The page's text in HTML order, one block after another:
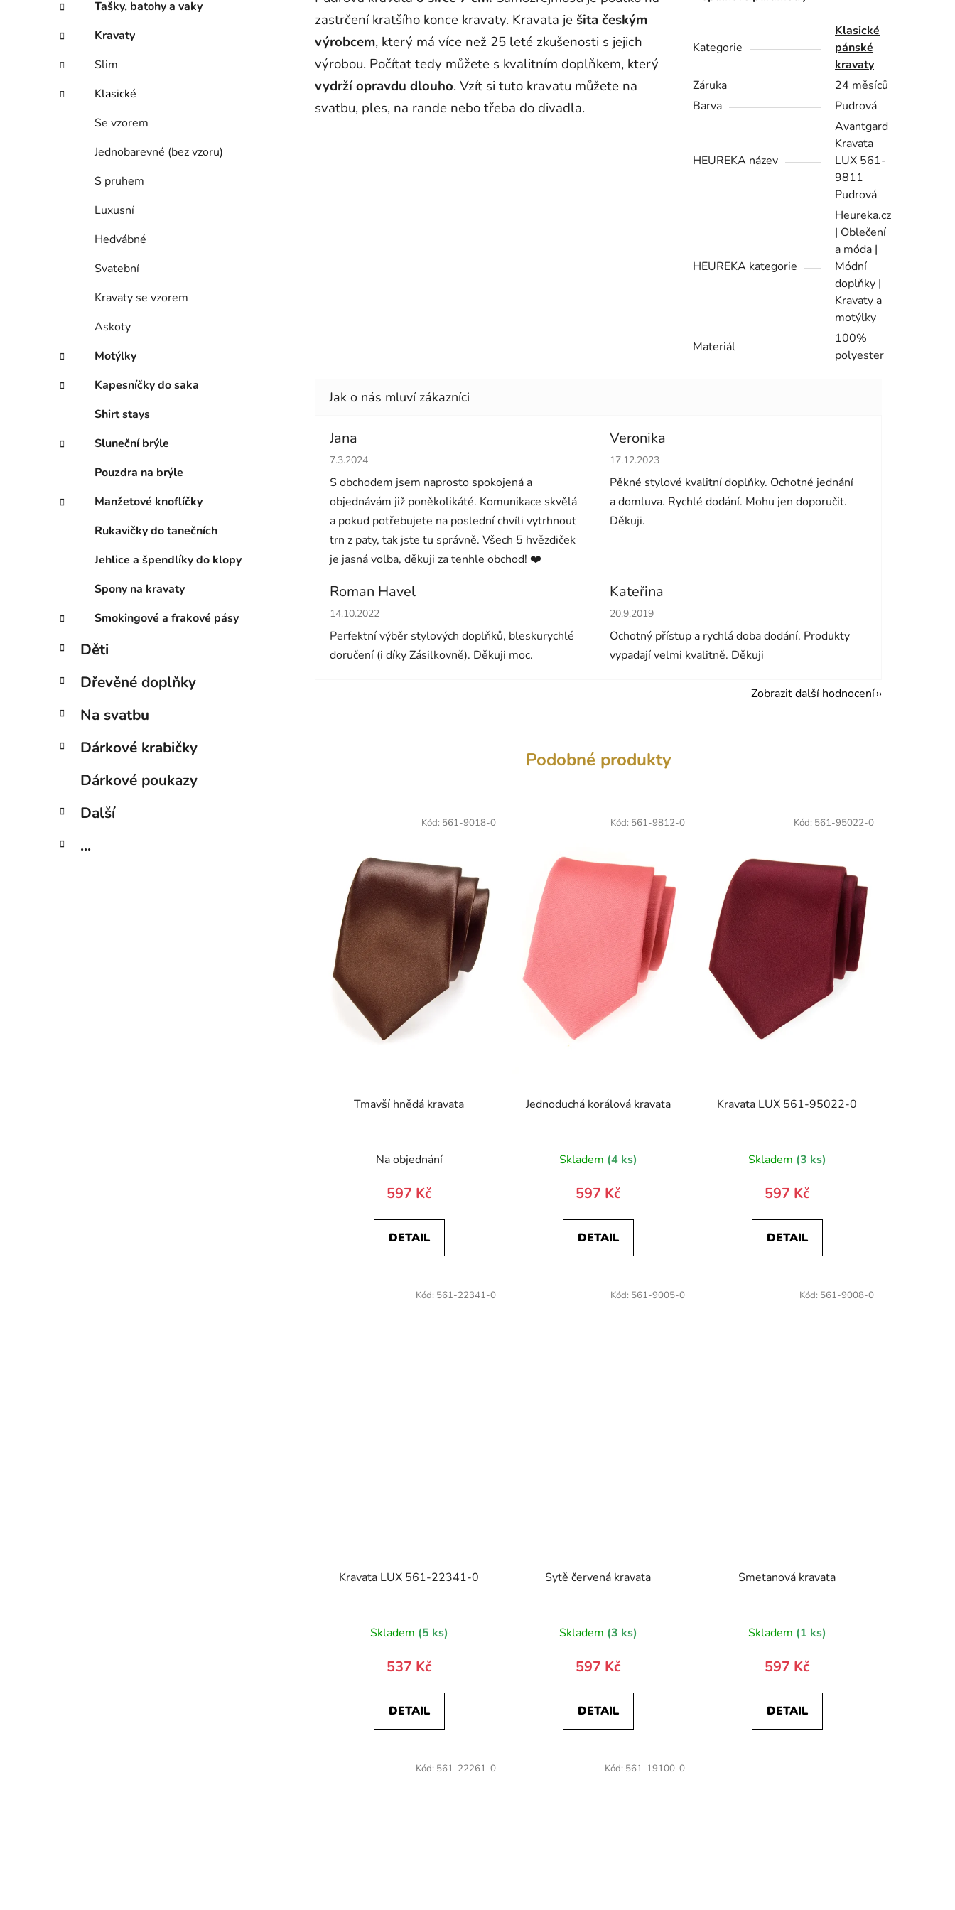
Tašky, batohy a vaky
Kravaty
Slim
Klasické
Se vzorem
Jednobarevné (bez vzoru)
S pruhem
Luxusní
Hedvábné
Svatební
Kravaty se vzorem
Askoty
Motýlky
Kapesníčky do saka
Shirt stays
Sluneční brýle
Pouzdra na brýle
Manžetové knoflíčky
Rukavičky do tanečních
Jehlice a špendlíky do klopy
Spony na kravaty
Smokingové a frakové pásy
Děti
Dřevěné doplňky
Na svatbu
Dárkové krabičky
Dárkové poukazy
Další
...
zastrčení kratšího konce kravaty. Kravata je šita českým
výrobcem, který má více než 25 leté zkušenosti s jejich
výrobou. Počítat tedy můžete s kvalitním doplňkem, který
vydrží opravdu dlouho. Vzít si tuto kravatu můžete na
svatbu, ples, na rande nebo třeba do divadla.
Kategorie
Klasické
pánské
kravaty
Záruka
24 měsíců
Barva
Pudrová
HEUREKA název
Avantgard
Kravata
LUX 561-
9811
Pudrová
HEUREKA kategorie
Heureka.cz
| Oblečení
a móda |
Módní
doplňky |
Kravaty a
motýlky
Materiál
100%
polyester
Jana
Hodnocení obchodu je 5 z 5 hvězdiček.
7.3.2024
S obchodem jsem naprosto spokojená a
objednávám již poněkolikáté. Komunikace skvělá
a pokud potřebujete na poslední chvíli vytrhnout
trn z paty, tak jste tu správně. Všech 5 hvězdiček
je jasná volba, děkuji za tenhle obchod! ❤️
Veronika
Hodnocení obchodu je 5 z 5 hvězdiček.
17.12.2023
Pěkné stylové kvalitní doplňky. Ochotné jednání
a domluva. Rychlé dodání. Mohu jen doporučit.
Děkuji.
Roman Havel
Hodnocení obchodu je 5 z 5 hvězdiček.
14.10.2022
Perfektní výběr stylových doplňků, bleskurychlé
doručení (i díky Zásilkovně). Děkuji moc.
Kateřina
Hodnocení obchodu je 5 z 5 hvězdiček.
20.9.2019
Ochotný přístup a rychlá doba dodání. Produkty
vypadají velmi kvalitně. Děkuji
Zobrazit další hodnocení
Podobné produkty
Tmavší hnědá kravata
Na objednání
597 Kč
DETAIL
Kód: 561-9018-0
Jednoduchá korálová kravata
Skladem (4 ks)
597 Kč
DETAIL
Kód: 561-9812-0
Kravata LUX 561-95022-0
Skladem (3 ks)
597 Kč
DETAIL
Kód: 561-95022-0
Kravata LUX 561-22341-0
Skladem (5 ks)
537 Kč
DETAIL
Kód: 561-22341-0
Sytě červená kravata
Skladem (3 ks)
597 Kč
DETAIL
Kód: 561-9005-0
Smetanová kravata
Skladem (1 ks)
597 Kč
DETAIL
Kód: 561-9008-0
Kód: 561-22261-0 Kód: 561-19100-0